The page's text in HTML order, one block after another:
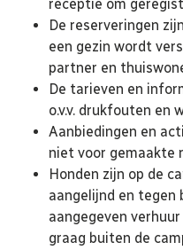
receptie om
De reserveringen
een gezin wordt
partner en
De tarieven en
o.v.v. drukfouten en
Aanbiedingen en
niet voor gemaakte
Honden zijn op de
aangelijnd en tegen
aangegeven
graag buiten de